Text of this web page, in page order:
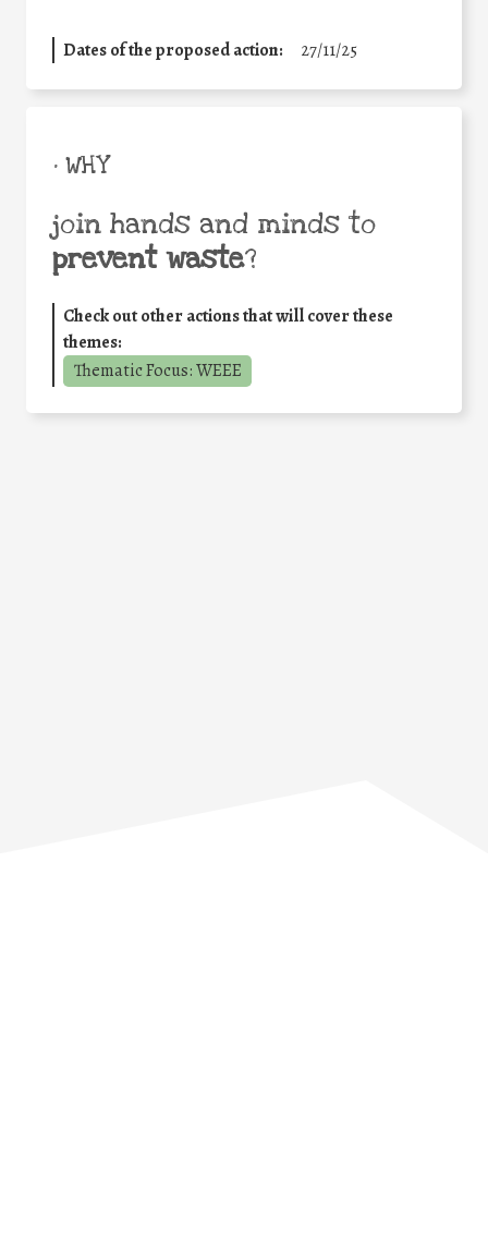
Dates of the proposed action: 27/11/25
• WHY
join hands and minds to
prevent waste?
Check out other actions that will cover these
themes:
Thematic Focus: WEEE